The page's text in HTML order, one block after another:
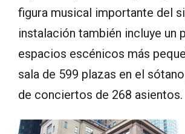
figura musical importante del
instalación también incluye un
espacios escénicos más
sala de 599 plazas en el
de conciertos de 268 asientos.